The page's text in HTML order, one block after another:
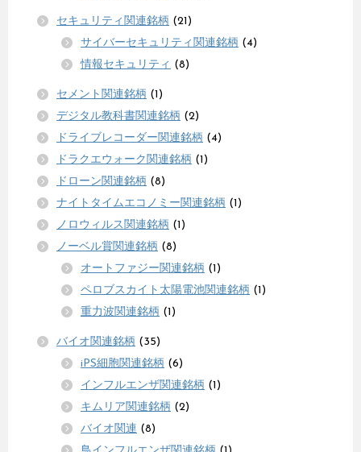
セキュリティ関連銘柄 (21)
サイバーセキュリティ関連銘柄 (4)
情報セキュリティ (8)
セメント関連銘柄 (1)
デジタル教科書関連銘柄 (2)
ドライブレコーダー関連銘柄 (4)
ドラクエウォーク関連銘柄 (1)
ドローン関連銘柄 (8)
ナイトタイムエコノミー関連銘柄 (1)
ノロウィルス関連銘柄 (1)
ノーベル賞関連銘柄 (8)
オートファジー関連銘柄 (1)
ペロブスカイト太陽電池関連銘柄 (1)
重力波関連銘柄 (1)
バイオ関連銘柄 (35)
iPS細胞関連銘柄 (6)
インフルエンザ関連銘柄 (1)
キムリア関連銘柄 (2)
バイオ関連 (8)